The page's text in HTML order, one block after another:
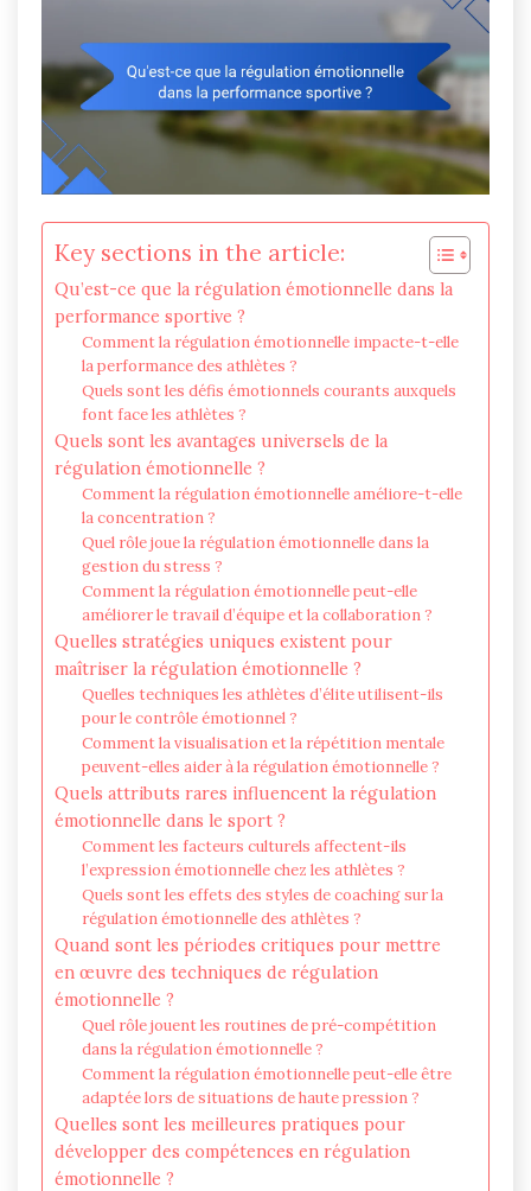
Key sections in the article:
Qu’est-ce que la régulation émotionnelle dans la
performance sportive ?
Comment la régulation émotionnelle impacte-t-elle
la performance des athlètes ?
Quels sont les défis émotionnels courants auxquels
font face les athlètes ?
Quels sont les avantages universels de la
régulation émotionnelle ?
Comment la régulation émotionnelle améliore-t-elle
la concentration ?
Quel rôle joue la régulation émotionnelle dans la
gestion du stress ?
Comment la régulation émotionnelle peut-elle
améliorer le travail d’équipe et la collaboration ?
Quelles stratégies uniques existent pour
maîtriser la régulation émotionnelle ?
Quelles techniques les athlètes d’élite utilisent-ils
pour le contrôle émotionnel ?
Comment la visualisation et la répétition mentale
peuvent-elles aider à la régulation émotionnelle ?
Quels attributs rares influencent la régulation
émotionnelle dans le sport ?
Comment les facteurs culturels affectent-ils
l’expression émotionnelle chez les athlètes ?
Quels sont les effets des styles de coaching sur la
régulation émotionnelle des athlètes ?
Quand sont les périodes critiques pour mettre
en œuvre des techniques de régulation
émotionnelle ?
Quel rôle jouent les routines de pré-compétition
dans la régulation émotionnelle ?
Comment la régulation émotionnelle peut-elle être
adaptée lors de situations de haute pression ?
Quelles sont les meilleures pratiques pour
développer des compétences en régulation
émotionnelle ?